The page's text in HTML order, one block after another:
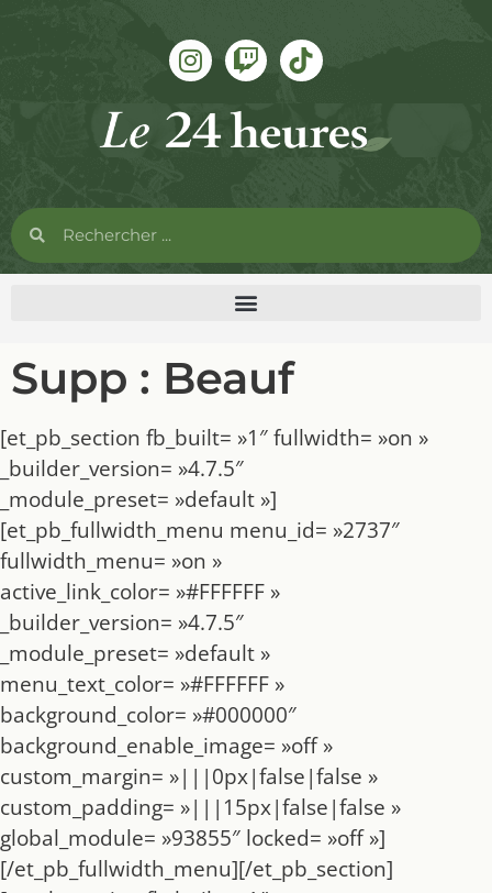
Supp : Beauf
[et_pb_section fb_built= »1″ fullwidth= »on »
_builder_version= »4.7.5″
_module_preset= »default »]
[et_pb_fullwidth_menu menu_id= »2737″
fullwidth_menu= »on »
active_link_color= »#FFFFFF »
_builder_version= »4.7.5″
_module_preset= »default »
menu_text_color= »#FFFFFF »
background_color= »#000000″
background_enable_image= »off »
custom_margin= »|||0px|false|false »
custom_padding= »|||15px|false|false »
global_module= »93855″ locked= »off »]
[/et_pb_fullwidth_menu][/et_pb_section]